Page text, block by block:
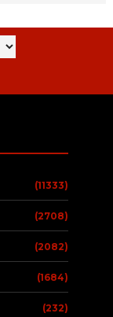
(11333)
(2708)
(2082)
(1684)
(232)